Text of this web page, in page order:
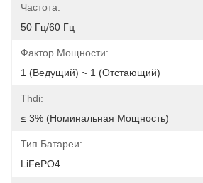
Частота:
50 Гц/60 Гц
Фактор Мощности:
1 (ведущий) ~ 1 (отстающий)
Thdi:
≤ 3% (номинальная Мощность)
Тип Батареи:
LiFePO4